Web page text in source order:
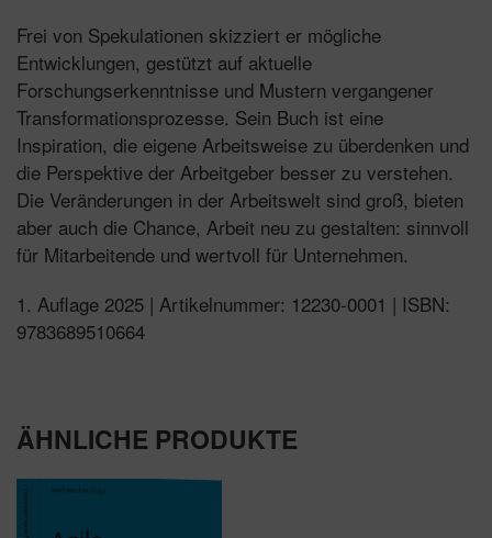
Frei von Spekulationen skizziert er mögliche
Entwicklungen, gestützt auf aktuelle
Forschungserkenntnisse und Mustern vergangener
Transformationsprozesse. Sein Buch ist eine
Inspiration, die eigene Arbeitsweise zu überdenken und
die Perspektive der Arbeitgeber besser zu verstehen.
Die Veränderungen in der Arbeitswelt sind groß, bieten
aber auch die Chance, Arbeit neu zu gestalten: sinnvoll
für Mitarbeitende und wertvoll für Unternehmen.
1. Auflage 2025 | Artikelnummer: 12230-0001 | ISBN:
9783689510664
ÄHNLICHE PRODUKTE